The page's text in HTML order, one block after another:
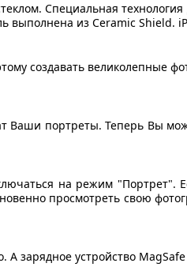
Специальная технология
из Ceramic Shield.
создавать великолепные
портреты. Теперь Вы
на режим "Портрет".
просмотреть свою
зарядное устройство